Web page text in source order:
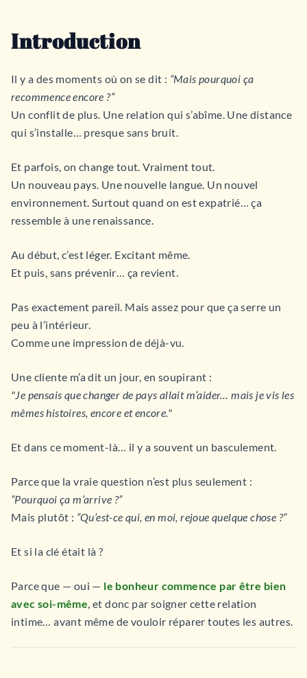
Introduction
Il y a des moments où on se dit : “Mais pourquoi ça
recommence encore ?”
Un conflit de plus. Une relation qui s’abîme. Une distance
qui s’installe… presque sans bruit.
Et parfois, on change tout. Vraiment tout.
Un nouveau pays. Une nouvelle langue. Un nouvel
environnement. Surtout quand on est expatrié… ça
ressemble à une renaissance.
Au début, c’est léger. Excitant même.
Et puis, sans prévenir… ça revient.
Pas exactement pareil. Mais assez pour que ça serre un
peu à l’intérieur.
Comme une impression de déjà-vu.
Une cliente m’a dit un jour, en soupirant :
"Je pensais que changer de pays allait m’aider… mais je vis les
mêmes histoires, encore et encore."
Et dans ce moment-là… il y a souvent un basculement.
Parce que la vraie question n’est plus seulement :
“Pourquoi ça m’arrive ?”
Mais plutôt : “Qu’est-ce qui, en moi, rejoue quelque chose ?”
Et si la clé était là ?
Parce que — oui — le bonheur commence par être bien
avec soi-même, et donc par soigner cette relation
intime… avant même de vouloir réparer toutes les autres.